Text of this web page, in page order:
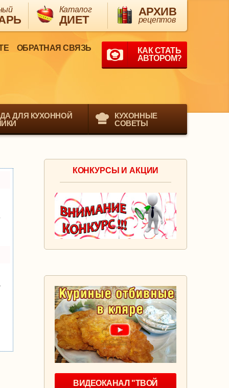
Каталог
ДИЕТ
АРХИВ
рецептов
КАК СТАТЬ
АВТОРОМ?
ОБРАТНАЯ СВЯЗЬ
КУХОННЫЕ
СОВЕТЫ
ДЛЯ КУХОННОЙ
КОНКУРСЫ И АКЦИИ
ВИДЕОКАНАЛ "ТВОЙ